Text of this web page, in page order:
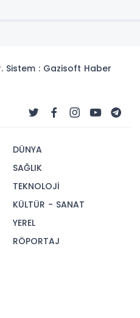
Sistem : Gazisoft Haber
DÜNYA
SAĞLIK
TEKNOLOJİ
KÜLTÜR - SANAT
YEREL
RÖPORTAJ